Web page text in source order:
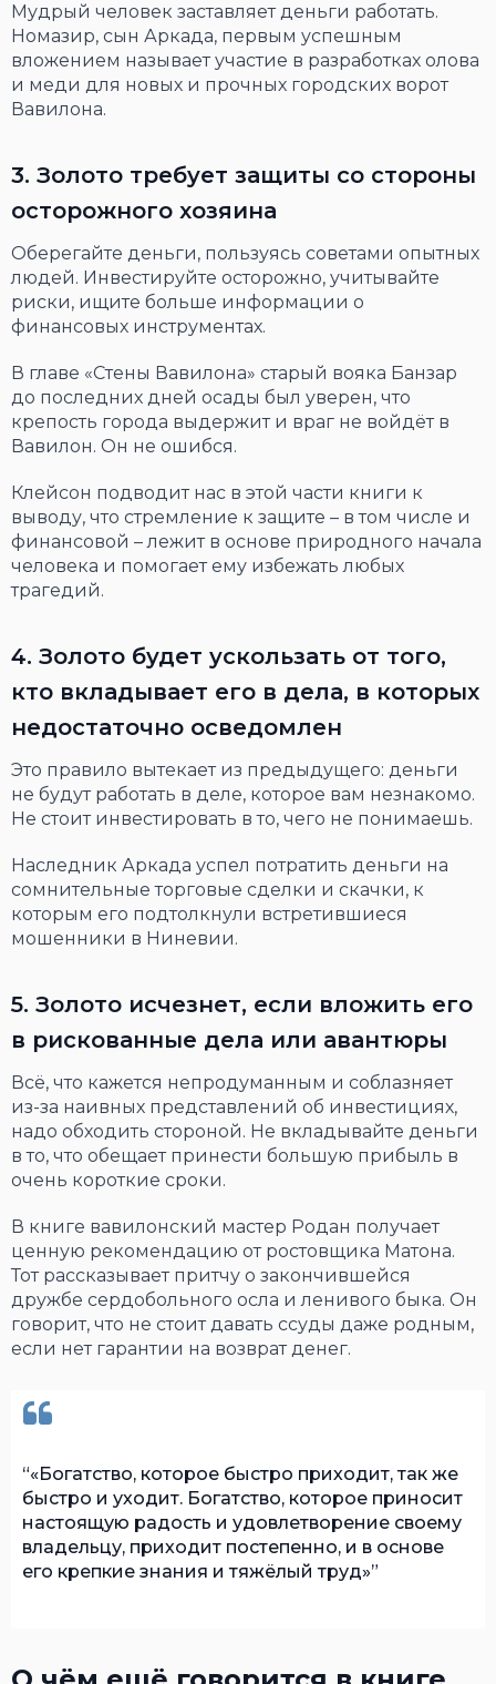
Мудрый человек заставляет деньги работать.
Номазир, сын Аркада, первым успешным
вложением называет участие в разработках олова
и меди для новых и прочных городских ворот
Вавилона.
3. Золото требует защиты со стороны
осторожного хозяина
Оберегайте деньги, пользуясь советами опытных
людей. Инвестируйте осторожно, учитывайте
риски, ищите больше информации о
финансовых инструментах.
В главе «Стены Вавилона» старый вояка Банзар
до последних дней осады был уверен, что
крепость города выдержит и враг не войдёт в
Вавилон. Он не ошибся.
Клейсон подводит нас в этой части книги к
выводу, что стремление к защите – в том числе и
финансовой – лежит в основе природного начала
человека и помогает ему избежать любых
трагедий.
4. Золото будет ускользать от того,
кто вкладывает его в дела, в которых
недостаточно осведомлен
Это правило вытекает из предыдущего: деньги
не будут работать в деле, которое вам незнакомо.
Не стоит инвестировать в то, чего не понимаешь.
Наследник Аркада успел потратить деньги на
сомнительные торговые сделки и скачки, к
которым его подтолкнули встретившиеся
мошенники в Ниневии.
5. Золото исчезнет, если вложить его
в рискованные дела или авантюры
Всё, что кажется непродуманным и соблазняет
из-за наивных представлений об инвестициях,
надо обходить стороной. Не вкладывайте деньги
в то, что обещает принести большую прибыль в
очень короткие сроки.
В книге вавилонский мастер Родан получает
ценную рекомендацию от ростовщика Матона.
Тот рассказывает притчу о закончившейся
дружбе сердобольного осла и ленивого быка. Он
говорит, что не стоит давать ссуды даже родным,
если нет гарантии на возврат денег.
«Богатство, которое быстро приходит, так же
быстро и уходит. Богатство, которое приносит
настоящую радость и удовлетворение своему
владельцу, приходит постепенно, и в основе
его крепкие знания и тяжёлый труд»